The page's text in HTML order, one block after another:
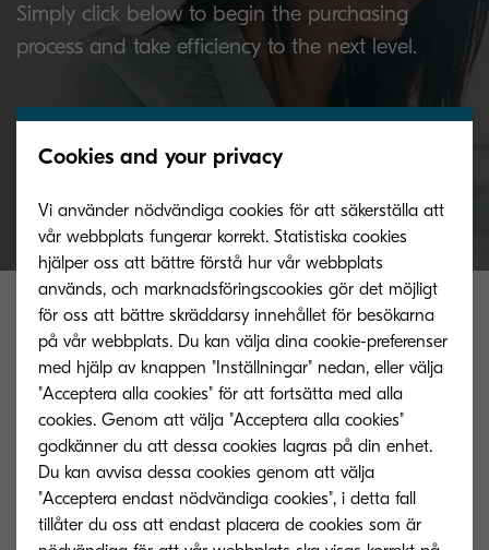
Simply click below to begin the purchasing
process and take efficiency to the next level.
Related products
Cookies and your privacy
Vi använder nödvändiga cookies för att säkerställa att
vår webbplats fungerar korrekt. Statistiska cookies
hjälper oss att bättre förstå hur vår webbplats
används, och marknadsföringscookies gör det möjligt
för oss att bättre skräddarsy innehållet för besökarna
på vår webbplats. Du kan välja dina cookie-preferenser
med hjälp av knappen "Inställningar" nedan, eller välja
"Acceptera alla cookies" för att fortsätta med alla
cookies. Genom att välja "Acceptera alla cookies"
godkänner du att dessa cookies lagras på din enhet.
Du kan avvisa dessa cookies genom att välja
"Acceptera endast nödvändiga cookies", i detta fall
tillåter du oss att endast placera de cookies som är